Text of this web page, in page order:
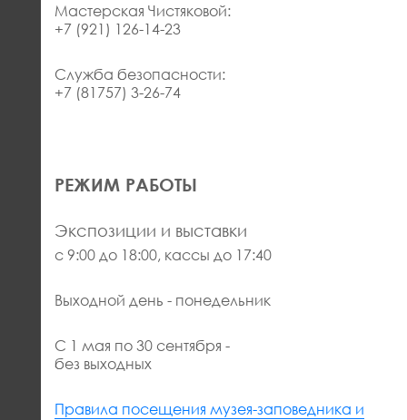
Мастерская Чистяковой:
+7 (921) 126-14-23
Служба безопасности:
+7 (81757) 3-26-74
РЕЖИМ РАБОТЫ
Экспозиции и выставки
с 9:00 до 18:00, кассы до 17:40
Выходной день - понедельник
С 1 мая по 30 сентября -
без выходных
Правила посещения музея-заповедника и